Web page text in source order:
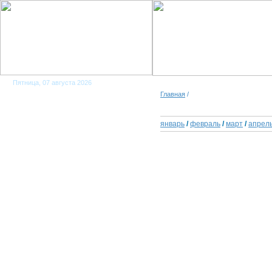
Пятница, 07 августа 2026
Главная /
январь /февраль /март /